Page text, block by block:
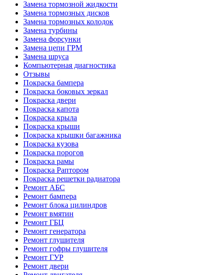
Замена тормозной жидкости
Замена тормозных дисков
Замена тормозных колодок
Замена турбины
Замена форсунки
Замена цепи ГРМ
Замена шруса
Компьютерная диагностика
Отзывы
Покраска бампера
Покраска боковых зеркал
Покраска двери
Покраска капота
Покраска крыла
Покраска крыши
Покраска крышки багажника
Покраска кузова
Покраска порогов
Покраска рамы
Покраска Раптором
Покраска решетки радиатора
Ремонт АБС
Ремонт бампера
Ремонт блока цилиндров
Ремонт вмятин
Ремонт ГБЦ
Ремонт генератора
Ремонт глушителя
Ремонт гофры глушителя
Ремонт ГУР
Ремонт двери